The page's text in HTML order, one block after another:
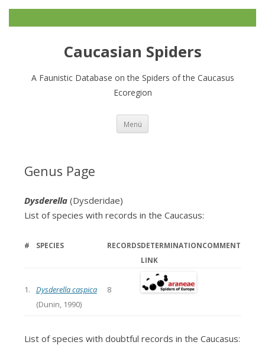
Caucasian Spiders
A Faunistic Database on the Spiders of the Caucasus
Ecoregion
Menü
Genus Page
Dysderella (Dysderidae)
List of species with records in the Caucasus:
# SPECIES RECORDSDETERMINATION
LINK
COMMENT
1.
Dysderella caspica
(Dunin, 1990)
8
List of species with doubtful records in the Caucasus: